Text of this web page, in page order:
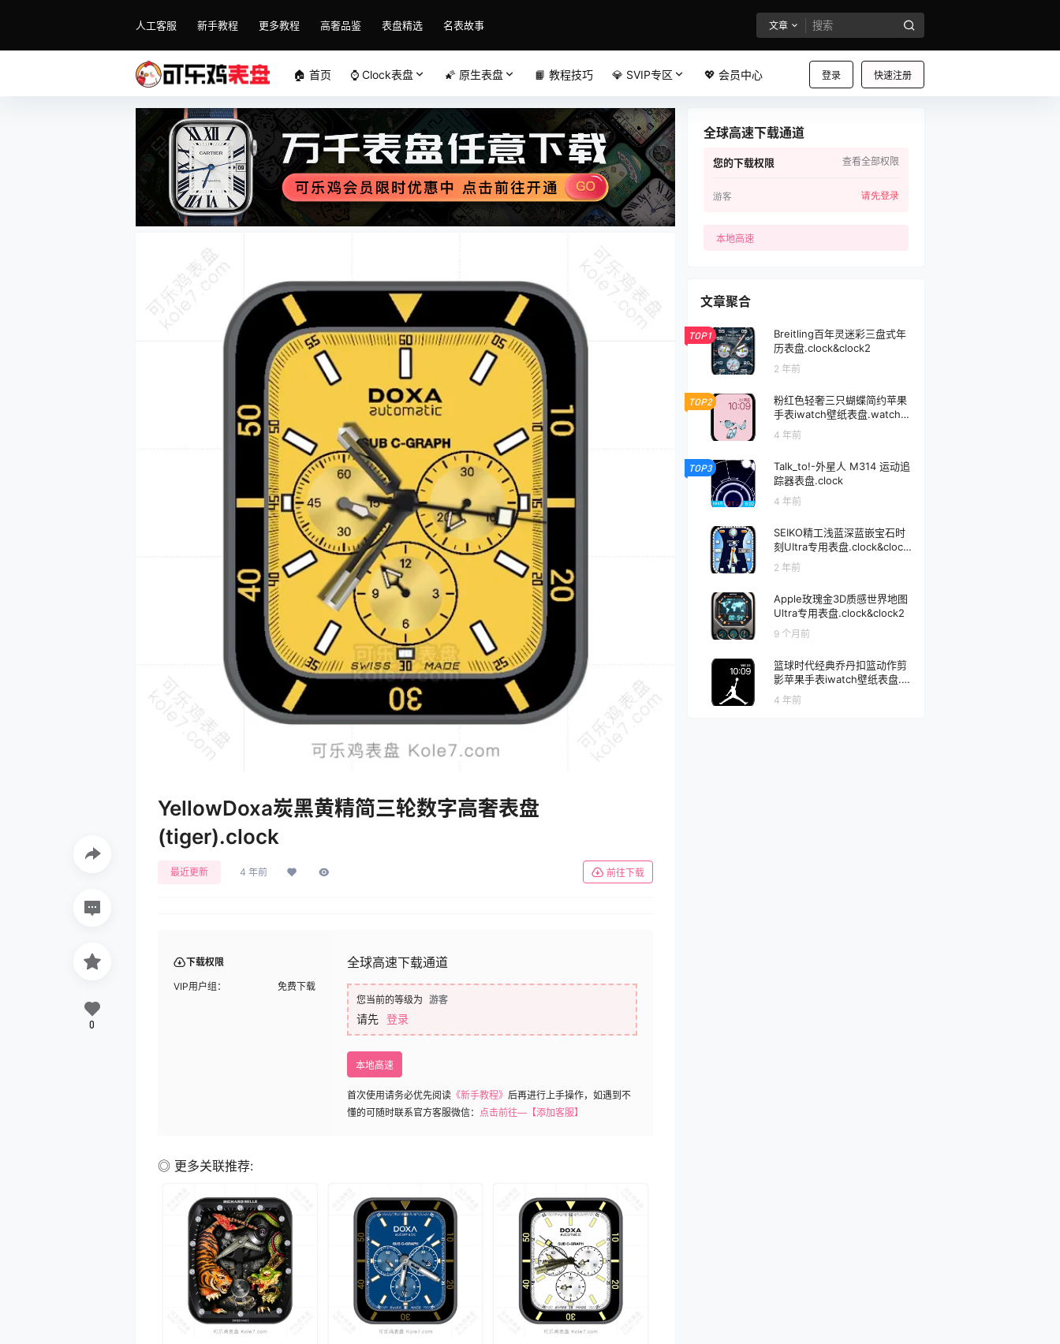
人工客服 新手教程 更多教程 高奢品鉴 表盘精选 名表故事 文章
登录 快速注册
🏠 首页 ⌚️ Clock表盘 🌠 原生表盘 📙 教程技巧 💎 SVIP专区 💖 会员中心
YellowDoxa炭黑黄精简三轮数字高奢表盘
(tiger).clock
最近更新 4 年前 前往下载
下载权限
VIP用户组： 免费下载
全球高速下载通道
您当前的等级为 游客
请先 登录
本地高速
首次使用请务必优先阅读 《新手教程》 后再进行上手操作，如遇到不
懂的可随时联系官方客服微信： 点击前往—【添加客服】
◎ 更多关联推荐:
0
全球高速下载通道
您的下载权限 查看全部权限
游客 请先登录
本地高速
文章聚合
TOP1
Breitling百年灵迷彩三盘式年
历表盘.clock&clock2
2 年前
TOP2
粉红色轻奢三只蝴蝶简约苹果
手表iwatch壁纸表盘.watchfa
ce
4 年前
TOP3
Talk_to!-外星人 M314 运动追
踪器表盘.clock
4 年前
SEIKO精工浅蓝深蓝嵌宝石时
刻UItra专用表盘.clock&clock
2 年前
Apple玫瑰金3D质感世界地图
Ultra专用表盘.clock&clock2
9 个月前
篮球时代经典乔丹扣篮动作剪
影苹果手表iwatch壁纸表盘.w
atchface
4 年前